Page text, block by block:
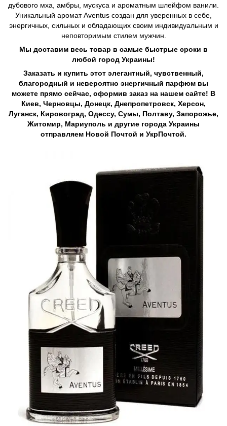
дубового мха, амбры, мускуса и ароматным шлейфом ванили.
Уникальный аромат Аvеntus создан для уверенных в себе,
энергичных, сильных и обладающих своим индивидуальным и
неповторимым стилем мужчин.
Мы доставим весь товар в самые быстрые сроки в
любой город Украины!
Заказать и купить этот элегантный, чувственный,
благородный и невероятно энергичный парфюм вы
можете прямо сейчас, оформив заказ на нашем сайте! В
Киев, Черновцы, Донецк, Днепропетровск, Херсон,
Луганск, Кировоград, Одессу, Сумы, Полтаву, Запорожье,
Житомир, Мариуполь и другие города Украины
отправляем Новой Почтой и УкрПочтой.